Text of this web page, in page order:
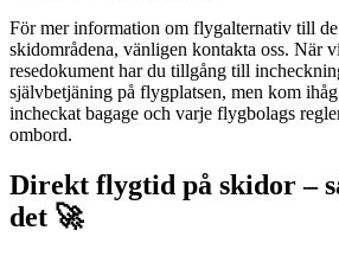
För mer information om flygalternativ till
skidområdena, vänligen kontakta oss. När
resedokument har du tillgång till
självbetjäning på flygplatsen, men kom
incheckat bagage och varje flygbolags
ombord.
Direkt flygtid på skidor –
det 🚀